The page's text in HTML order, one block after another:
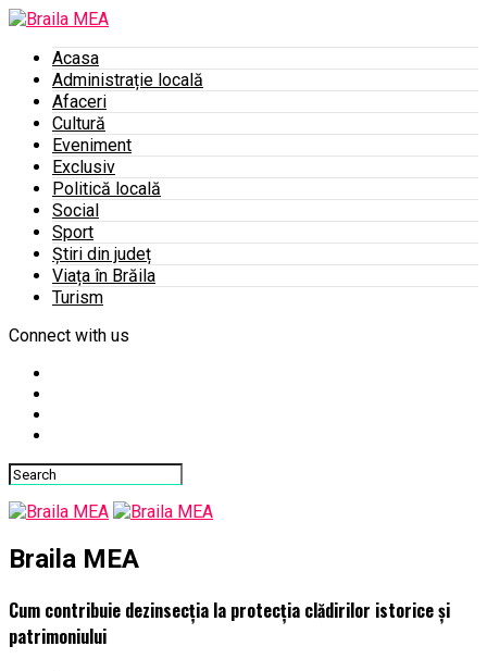
Acasa
Administrație locală
Afaceri
Cultură
Eveniment
Exclusiv
Politică locală
Social
Sport
Știri din județ
Viața în Brăila
Turism
Connect with us
Braila MEA
Cum contribuie dezinsecția la protecția clădirilor istorice și
patrimoniului